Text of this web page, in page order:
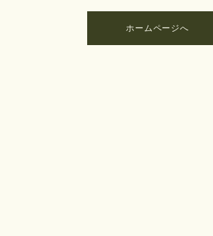
ホームページへ